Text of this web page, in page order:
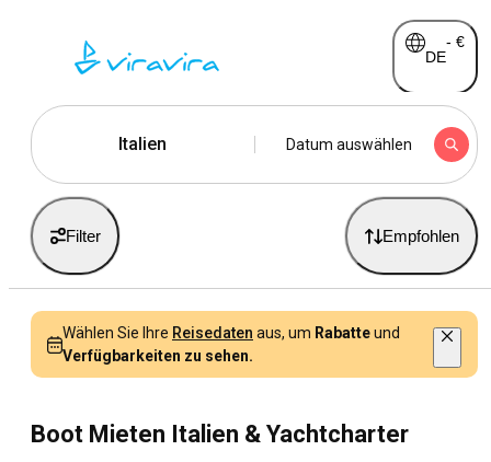
DE
- €
Italien Datum auswählen
Filter Empfohlen
Wählen Sie Ihre Reisedaten aus, um Rabatteund
Verfügbarkeiten zu sehen.
Boot Mieten Italien & Yachtcharter